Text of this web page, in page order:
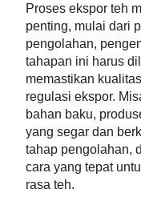
Proses ekspor teh
penting, mulai dari
pengolahan,
tahapan ini harus
memastikan
regulasi ekspor.
bahan baku,
yang segar dan
tahap pengolahan,
cara yang tepat
rasa teh.